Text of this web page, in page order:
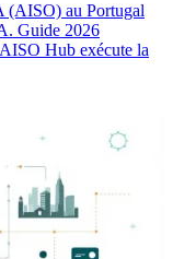
(AISO) au Portugal
Guide 2026
Hub exécute la